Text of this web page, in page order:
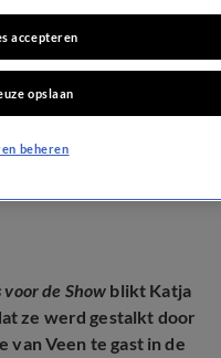
'Zilveren
bloemstuk
voor de Show blikt Katja
ze werd gestalkt door
van Veen te gast in de
accepteren
opslaan
beheren